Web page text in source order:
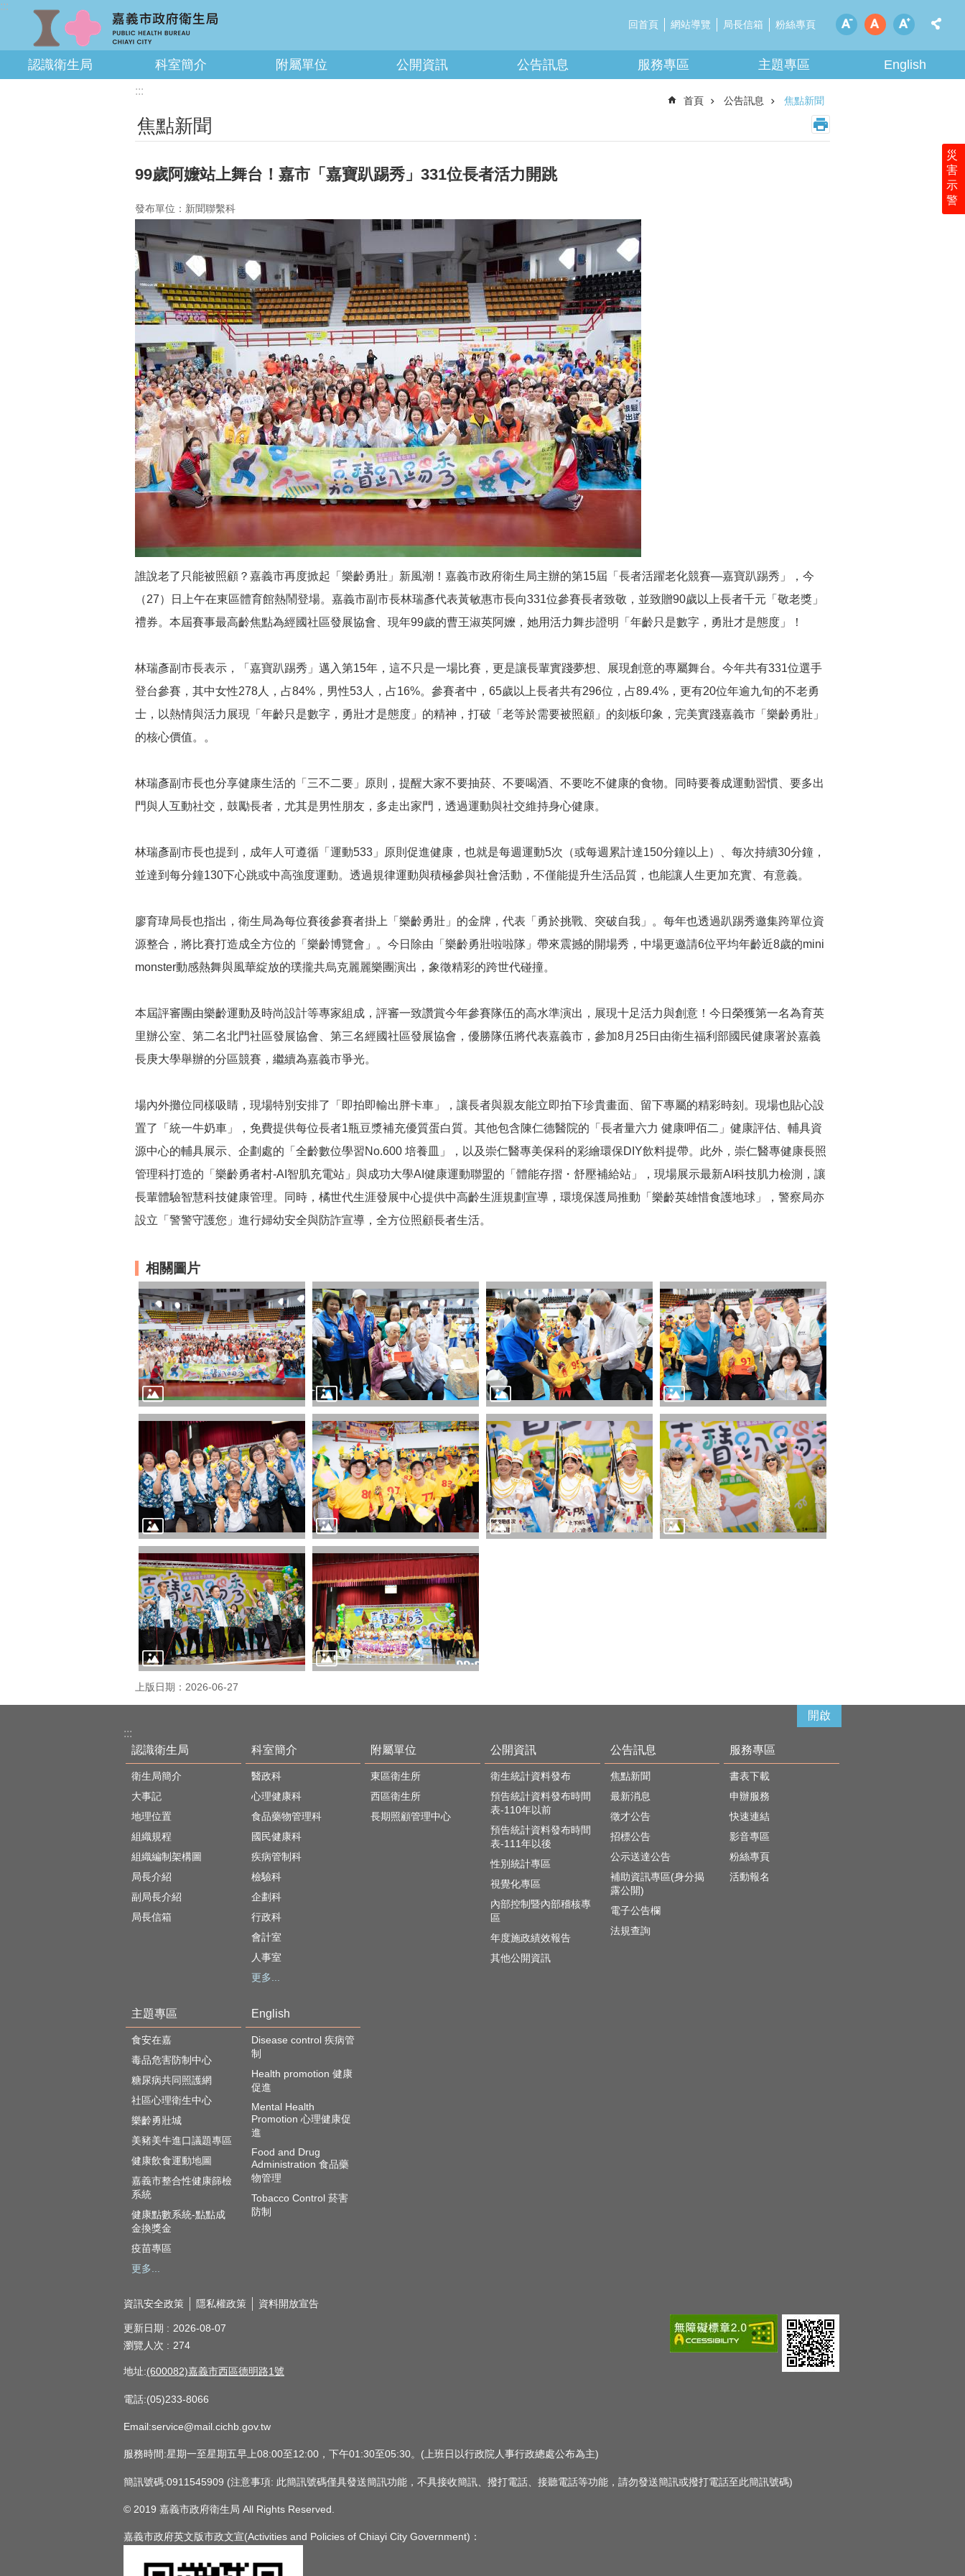
跳到主要內容區塊
:::
回首頁 網站導覽 局長信箱 粉絲專頁
災
害
示
警
認識衛生局 科室簡介 附屬單位 公開資訊 公告訊息 服務專區 主題專區 English
:::
首頁 公告訊息 焦點新聞
焦點新聞
99歲阿嬤站上舞台！嘉市「嘉寶趴踢秀」331位長者活力開跳
發布單位：新聞聯繫科
誰說老了只能被照顧？嘉義市再度掀起「樂齡勇壯」新風潮！嘉義市政府衛生局主辦的第15屆「長者活躍老化競賽—嘉寶趴踢秀」，今
（27）日上午在東區體育館熱鬧登場。嘉義市副市長林瑞彥代表黃敏惠市長向331位參賽長者致敬，並致贈90歲以上長者千元「敬老獎」
禮券。本屆賽事最高齡焦點為經國社區發展協會、現年99歲的曹王淑英阿嬤，她用活力舞步證明「年齡只是數字，勇壯才是態度」！
林瑞彥副市長表示，「嘉寶趴踢秀」邁入第15年，這不只是一場比賽，更是讓長輩實踐夢想、展現創意的專屬舞台。今年共有331位選手
登台參賽，其中女性278人，占84%，男性53人，占16%。參賽者中，65歲以上長者共有296位，占89.4%，更有20位年逾九旬的不老勇
士，以熱情與活力展現「年齡只是數字，勇壯才是態度」的精神，打破「老等於需要被照顧」的刻板印象，完美實踐嘉義市「樂齡勇壯」
的核心價值。。
林瑞彥副市長也分享健康生活的「三不二要」原則，提醒大家不要抽菸、不要喝酒、不要吃不健康的食物。同時要養成運動習慣、要多出
門與人互動社交，鼓勵長者，尤其是男性朋友，多走出家門，透過運動與社交維持身心健康。
林瑞彥副市長也提到，成年人可遵循「運動533」原則促進健康，也就是每週運動5次（或每週累計達150分鐘以上）、每次持續30分鐘，
並達到每分鐘130下心跳或中高強度運動。透過規律運動與積極參與社會活動，不僅能提升生活品質，也能讓人生更加充實、有意義。
廖育瑋局長也指出，衛生局為每位賽後參賽者掛上「樂齡勇壯」的金牌，代表「勇於挑戰、突破自我」。每年也透過趴踢秀邀集跨單位資
源整合，將比賽打造成全方位的「樂齡博覽會」。今日除由「樂齡勇壯啦啦隊」帶來震撼的開場秀，中場更邀請6位平均年齡近8歲的mini
monster動感熱舞與風華綻放的璞攏共烏克麗麗樂團演出，象徵精彩的跨世代碰撞。
本屆評審團由樂齡運動及時尚設計等專家組成，評審一致讚賞今年參賽隊伍的高水準演出，展現十足活力與創意！今日榮獲第一名為育英
里辦公室、第二名北門社區發展協會、第三名經國社區發展協會，優勝隊伍將代表嘉義市，參加8月25日由衛生福利部國民健康署於嘉義
長庚大學舉辦的分區競賽，繼續為嘉義市爭光。
場內外攤位同樣吸睛，現場特別安排了「即拍即輸出胖卡車」，讓長者與親友能立即拍下珍貴畫面、留下專屬的精彩時刻。現場也貼心設
置了「統一牛奶車」，免費提供每位長者1瓶豆漿補充優質蛋白質。其他包含陳仁德醫院的「長者量六力 健康呷佰二」健康評估、輔具資
源中心的輔具展示、企劃處的「全齡數位學習No.600 培養皿」，以及崇仁醫專美保科的彩繪環保DIY飲料提帶。此外，崇仁醫專健康長照
管理科打造的「樂齡勇者村-AI智肌充電站」與成功大學AI健康運動聯盟的「體能存摺・舒壓補給站」，現場展示最新AI科技肌力檢測，讓
長輩體驗智慧科技健康管理。同時，橘世代生涯發展中心提供中高齡生涯規劃宣導，環境保護局推動「樂齡英雄惜食護地球」，警察局亦
設立「警警守護您」進行婦幼安全與防詐宣導，全方位照顧長者生活。
相關圖片
上版日期：2026-06-27
開啟
:::
認識衛生局
衛生局簡介
大事記
地理位置
組織規程
組織編制架構圖
局長介紹
副局長介紹
局長信箱
科室簡介
醫政科
心理健康科
食品藥物管理科
國民健康科
疾病管制科
檢驗科
企劃科
行政科
會計室
人事室
更多...
附屬單位
東區衛生所
西區衛生所
長期照顧管理中心
公開資訊
衛生統計資料發布
預告統計資料發布時間
表-110年以前
預告統計資料發布時間
表-111年以後
性別統計專區
視覺化專區
內部控制暨內部稽核專
區
年度施政績效報告
其他公開資訊
公告訊息
焦點新聞
最新消息
徵才公告
招標公告
公示送達公告
補助資訊專區(身分揭
露公開)
電子公告欄
法規查詢
服務專區
書表下載
申辦服務
快速連結
影音專區
粉絲專頁
活動報名
主題專區
食安在嘉
毒品危害防制中心
糖尿病共同照護網
社區心理衛生中心
樂齡勇壯城
美豬美牛進口議題專區
健康飲食運動地圖
嘉義市整合性健康篩檢
系統
健康點數系統-點點成
金換獎金
疫苗專區
更多...
English
Disease control 疾病管
制
Health promotion 健康
促進
Mental Health
Promotion 心理健康促
進
Food and Drug
Administration 食品藥
物管理
Tobacco Control 菸害
防制
資訊安全政策 隱私權政策 資料開放宣告
更新日期
2026-08-07
瀏覽人次
274
地址:(600082)嘉義市西區德明路1號
電話:(05)233-8066
Email:service@mail.cichb.gov.tw
服務時間:星期一至星期五早上08:00至12:00，下午01:30至05:30。(上班日以行政院人事行政總處公布為主)
簡訊號碼:0911545909 (注意事項: 此簡訊號碼僅具發送簡訊功能，不具接收簡訊、撥打電話、接聽電話等功能，請勿發送簡訊或撥打電話至此簡訊號碼)
© 2019 嘉義市政府衛生局 All Rights Reserved.
嘉義市政府英文版市政文宣(Activities and Policies of Chiayi City Government)：